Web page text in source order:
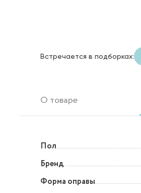
Встречается в подборках:
О товаре
Пол
Бренд
Форма оправы